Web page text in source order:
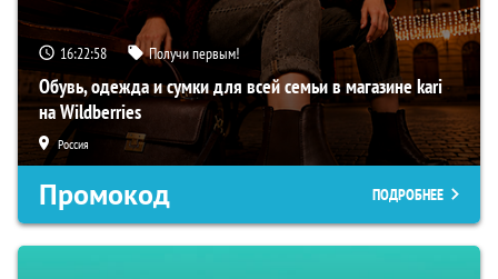
16:22:57 Получи первым!
Обувь, одежда и сумки для всей семьи в магазине kari
на Wildberries
Россия
Промокод ПОДРОБНЕЕ